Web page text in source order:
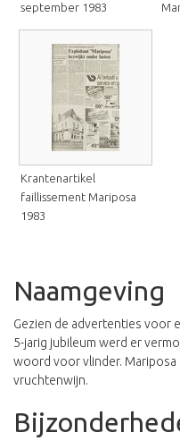
september 1983
Krantenartikel
faillissement Mariposa
1983
Naamgeving
Gezien de advertenties voor
5-jarig jubileum werd er
woord voor vlinder. Mariposa
vruchtenwijn.